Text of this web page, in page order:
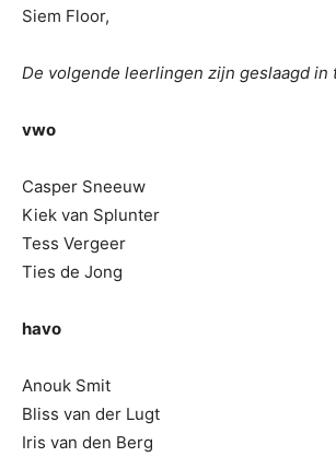
Siem Floor,
De volgende leerlingen zijn geslaagd in
vwo
Casper Sneeuw
Kiek van Splunter
Tess Vergeer
Ties de Jong
havo
Anouk Smit
Bliss van der Lugt
Iris van den Berg